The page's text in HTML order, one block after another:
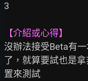
3
【介紹或心得】
沒辦法接受Beta有
了，就算要試也是
置來測試